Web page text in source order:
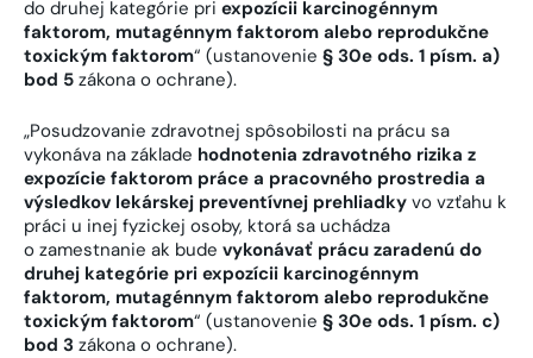
do druhej kategórie pri expozícii karcinogénnym
faktorom, mutagénnym faktorom alebo reprodukčne
toxickým faktorom“ (ustanovenie § 30e ods. 1 písm. a)
bod 5 zákona o ochrane).
„Posudzovanie zdravotnej spôsobilosti na prácu sa
vykonáva na základe hodnotenia zdravotného rizika z
expozície faktorom práce a pracovného prostredia a
výsledkov lekárskej preventívnej prehliadky vo vzťahu k
práci u inej fyzickej osoby, ktorá sa uchádza
o zamestnanie ak bude vykonávať prácu zaradenú do
druhej kategórie pri expozícii karcinogénnym
faktorom, mutagénnym faktorom alebo reprodukčne
toxickým faktorom“ (ustanovenie § 30e ods. 1 písm. c)
bod 3 zákona o ochrane).